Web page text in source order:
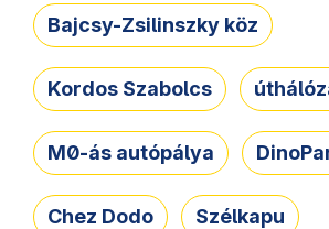
Bajcsy-Zsilinszky köz
Kordos Szabolcs
M0-ás autópálya
Chez Dodo Szélkapu